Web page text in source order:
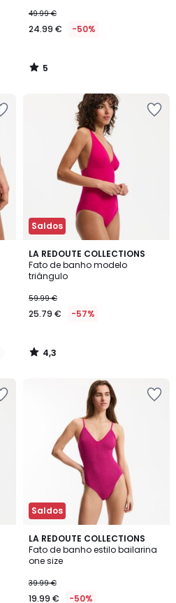
49.99 €
24.99 € -50%
5
/
Saldos
LA REDOUTE COLLECTIONS
Fato de banho modelo
triângulo
59.99 €
25.79 € -57%
4,3
/ 5
4,3
/
Saldos
LA REDOUTE COLLECTIONS
Fato de banho estilo bailarina
one size
39.99 €
19.99 € -50%
1
/
5
2
Cores